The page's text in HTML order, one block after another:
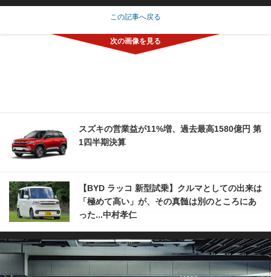
この記事へ戻る
スズキの営業益が11%増、過去最高1580億円 第
1四半期決算
【BYD ラッコ 新型試乗】クルマとしての出来は
「極めて高い」が、その真髄は別のところにあ
った...中村孝仁